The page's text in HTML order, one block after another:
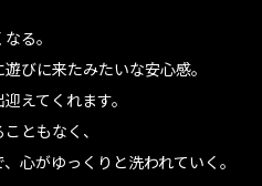
る。
びに来たみたいな安心感。
えてくれます。
ともなく、
心がゆっくりと洗われていく。